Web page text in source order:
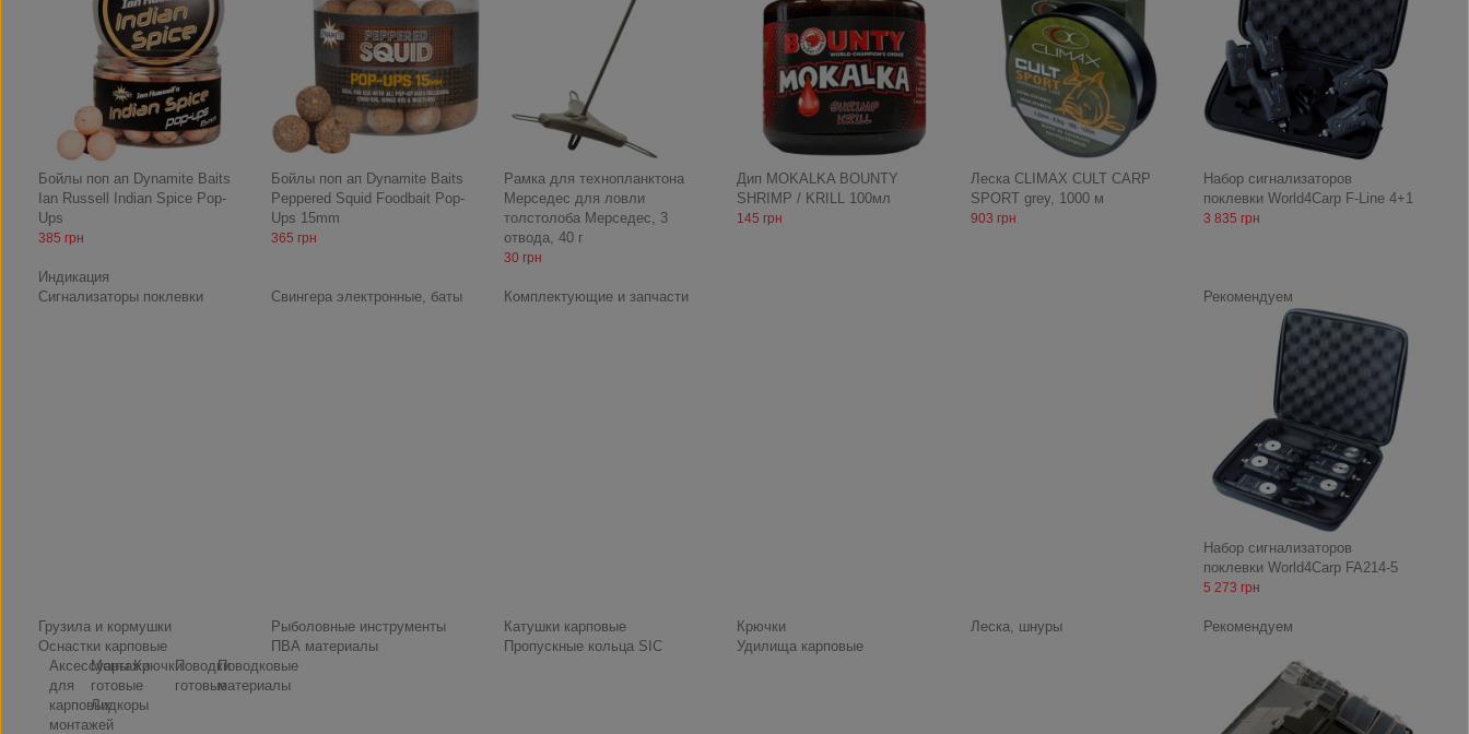
Бойлы поп ап Dynamite Baits
Ian Russell Indian Spice Pop-
Ups
385 грн
Бойлы поп ап Dynamite Baits
Peppered Squid Foodbait Pop-
Ups 15mm
365 грн
Рамка для технопланктона
Мерседес для ловли
толстолоба Мерседес, 3
отвода, 40 г
30 грн
Дип MOKALKA BOUNTY
SHRIMP / KRILL 100мл
145 грн
Леска CLIMAX CULT CARP
SPORT grey, 1000 м
903 грн
Набор сигнализаторов
поклевки World4Carp F-Line 4+1
3 835 грн
Индикация
Сигнализаторы поклевки
Свингера электронные, баты Комплектующие и запчасти Рекомендуем
Набор сигнализаторов
поклевки World4Carp FA214-5
5 273 грн
Грузила и кормушки
Рыболовные инструменты Катушки карповые Крючки
Леска, шнуры
Оснастки карповые
Аксессуары
для
карповых
монтажей
Монтажи
готовые
КрючкиПоводки
готовые
Поводковые
материалы
Лидкоры
ПВА материалы Пропускные кольца SIC Удилища карповые
Рекомендуем